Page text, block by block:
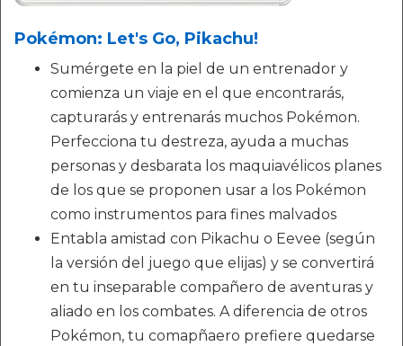
Pokémon: Let's Go, Pikachu!
Sumérgete en la piel de un entrenador y
comienza un viaje en el que encontrarás,
capturarás y entrenarás muchos Pokémon.
Perfecciona tu destreza, ayuda a muchas
personas y desbarata los maquiavélicos planes
de los que se proponen usar a los Pokémon
como instrumentos para fines malvados
Entabla amistad con Pikachu o Eevee (según
la versión del juego que elijas) y se convertirá
en tu inseparable compañero de aventuras y
aliado en los combates. A diferencia de otros
Pokémon, tu comapñaero prefiere quedarse